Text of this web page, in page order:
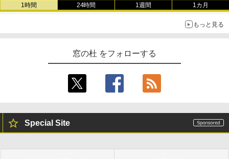
1時間 24時間 1週間 1カ月
もっと見る
窓の杜 をフォローする
Special Site